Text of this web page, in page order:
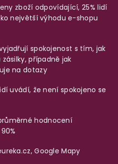
zboží odpovídající, 25% lidí
největší výhodu e-shopu
spokojenost s tím, jak
případně jak
na dotazy
uvádí, že není spokojeno se
hodnocení
,Google Mapy